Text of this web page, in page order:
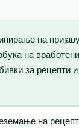
на
на
за рецепти
на